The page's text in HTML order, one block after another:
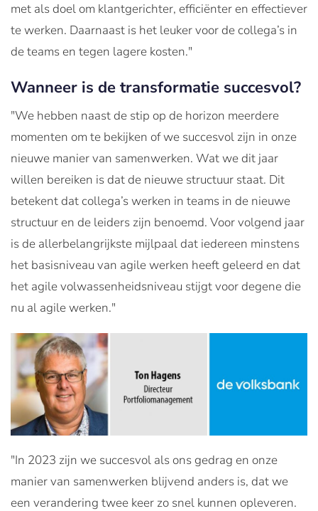
met als doel om klantgerichter, efficiënter en effectiever
te werken. Daarnaast is het leuker voor de collega’s in
de teams en tegen lagere kosten."
Wanneer is de transformatie succesvol?
"We hebben naast de stip op de horizon meerdere
momenten om te bekijken of we succesvol zijn in onze
nieuwe manier van samenwerken. Wat we dit jaar
willen bereiken is dat de nieuwe structuur staat. Dit
betekent dat collega’s werken in teams in de nieuwe
structuur en de leiders zijn benoemd. Voor volgend jaar
is de allerbelangrijkste mijlpaal dat iedereen minstens
het basisniveau van agile werken heeft geleerd en dat
het agile volwassenheidsniveau stijgt voor degene die
nu al agile werken."
"In 2023 zijn we succesvol als ons gedrag en onze
manier van samenwerken blijvend anders is, dat we
een verandering twee keer zo snel kunnen opleveren.